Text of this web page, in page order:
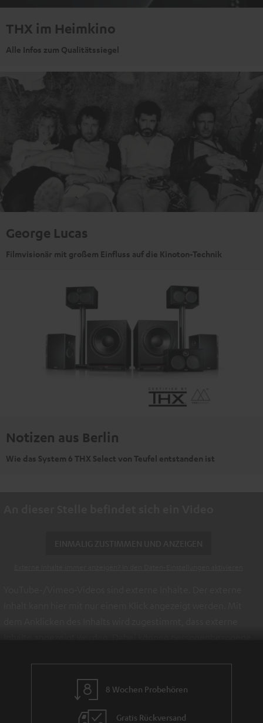
THX im Heimkino
Alle Infos zum Qualitätssiegel
George Lucas
Filmvisionär mit großem Einfluss auf die Kinoton-Technik
Notizen aus Berlin
Wie das System 6 THX Select von Teufel entstanden ist
8 Wochen Probehören
Gratis Rückversand